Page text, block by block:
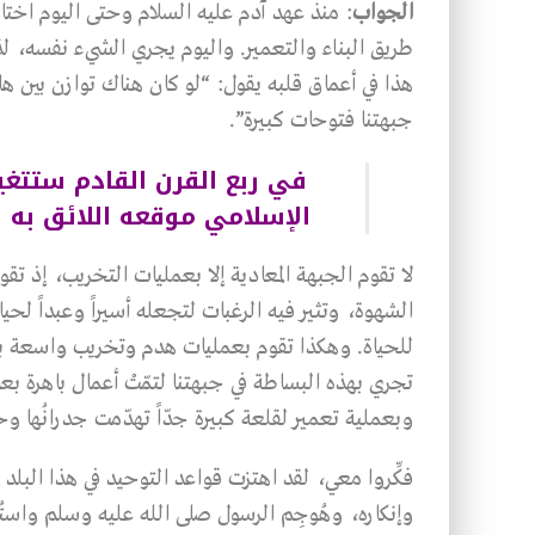
الجواب: منذ عهد آدم عليه السلام وحتى اليوم
طريق البناء والتعمير. واليوم يجري الشيء
هذا في أعماق قلبه يقول: “لو كان هناك توازن بين
جبهتنا فتوحات كبيرة”.
في ربع القرن القادم
الإسلامي موقعه اللائق
لا تقوم الجبهة المعادية إلا بعمليات التخريب،
الشهوة، وتثير فيه الرغبات لتجعله أسيراً وعبداً
للحياة. وهكذا تقوم بعمليات هدم وتخريب واسعة
تجري بهذه البساطة في جبهتنا لتمّتْ أعمال باهرة
وبعملية تعمير لقلعة كبيرة جدّاً تهدّمت جدرانُها
فكِّروا معي، لقد اهتزت قواعد التوحيد في هذا
وإنكاره، وهُوجِم الرسول صلى الله عليه وسلم